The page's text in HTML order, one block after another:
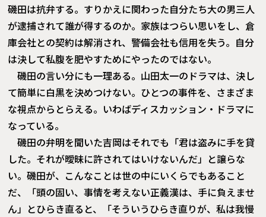
磯田は抗弁する。すりかえに関わった自分たち大の男三人
が逮捕されて誰が得するのか。家族はつらい思いをし、倉
庫会社との契約は解消され、警備会社も信用を失う。自分
は決して私腹を肥やすためにやったのではない。
磯田の言い分にも一理ある。山田太一のドラマは、決し
て簡単に白黒を決めつけない。ひとつの事件を、さまざま
な視点からとらえる。いわばディスカッション・ドラマに
なっている。
磯田の弁明を聞いた吉岡はそれでも「君は盗みに手を貸
した。それが曖昧に許されてはいけないんだ」と譲らな
い。磯田が、こんなことは世の中にいくらでもあること
だ、「頭の固い、事情を考えない正義漢は、手に負えませ
ん」とひらき直ると、「そういうひらき直りが、私は我慢